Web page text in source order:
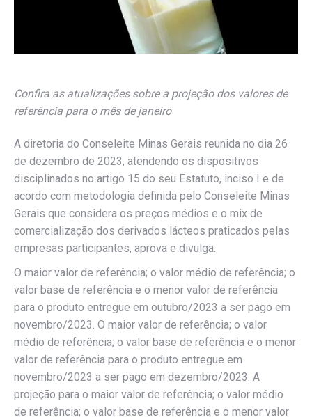
Confira as atualizações sobre a projeção dos valores de
referência para o mês de janeiro
A diretoria do Conseleite Minas Gerais reunida no dia 26
de dezembro de 2023, atendendo os dispositivos
disciplinados no artigo 15 do seu Estatuto, inciso I e de
acordo com metodologia definida pelo Conseleite Minas
Gerais que considera os preços médios e o mix de
comercialização dos derivados lácteos praticados pelas
empresas participantes, aprova e divulga:
O maior valor de referência; o valor médio de referência; o
valor base de referência e o menor valor de referência
para o produto entregue em outubro/2023 a ser pago em
novembro/2023. O maior valor de referência; o valor
médio de referência; o valor base de referência e o menor
valor de referência para o produto entregue em
novembro/2023 a ser pago em dezembro/2023. A
projeção para o maior valor de referência; o valor médio
de referência; o valor base de referência e o menor valor